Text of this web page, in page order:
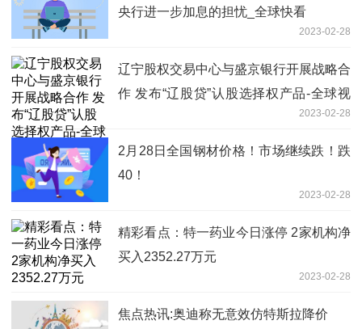
央行进一步加息的担忧_全球快看
2023-02-28
辽宁股权交易中心与盛京银行开展战略合
作 发布“辽股贷”认股选择权产品-全球视
2023-02-28
2月28日全国钢材价格！市场继续跌！跌
40！
2023-02-28
精彩看点：特一药业今日涨停 2家机构净
买入2352.27万元
2023-02-28
焦点热讯:奥迪称无意效仿特斯拉降价